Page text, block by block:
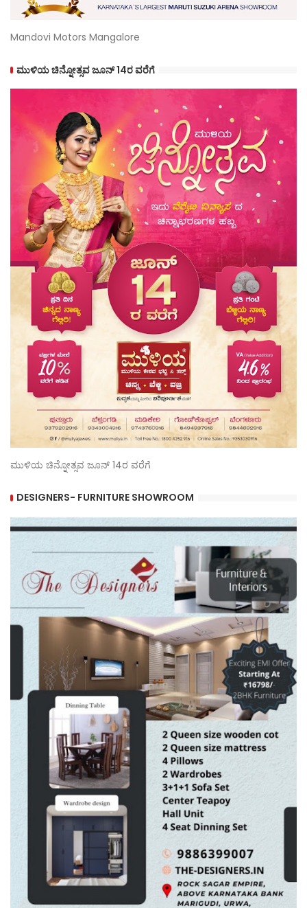
Mandovi Motors Mangalore
ಮುಳಿಯ ಚಿನ್ನೋತ್ಸವ ಜೂನ್ 14ರ ವರೆಗೆ
ಮುಳಿಯ ಚಿನ್ನೋತ್ಸವ ಜೂನ್ 14ರ ವರೆಗೆ
DESIGNERS- FURNITURE SHOWROOM